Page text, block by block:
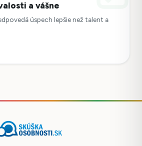
a vášne
úspech lepšie než talent a